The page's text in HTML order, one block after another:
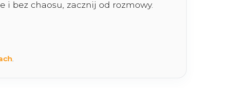
bez chaosu, zacznij od rozmowy.
.